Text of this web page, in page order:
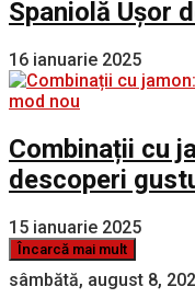
Spaniolă Ușor
16 ianuarie 2025
Combinații cu
descoperi
15 ianuarie 2025
Încarcă mai mult
sâmbătă, august 8,